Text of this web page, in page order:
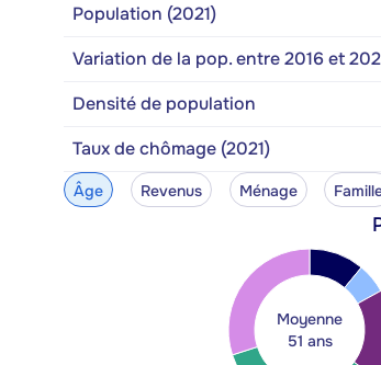
Population (2021)
Variation de la pop. entre 2016 et
Densité de population
Taux de chômage (2021)
Âge Revenus Ménage
Moyenne
51 ans